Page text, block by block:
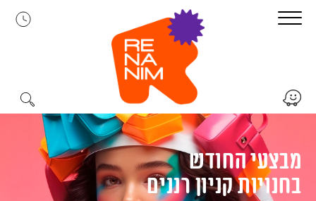
לתוכן
מבצעי החודש
בחנויות קניון רננים